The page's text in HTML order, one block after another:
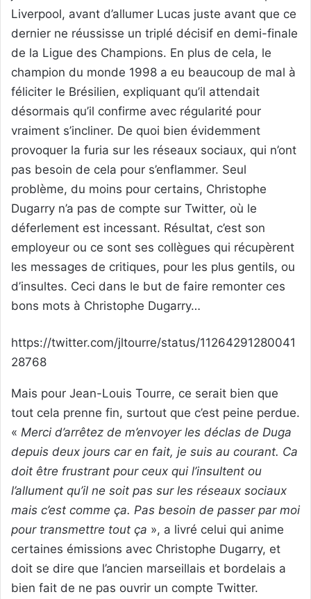
Liverpool, avant d’allumer Lucas juste avant que ce
dernier ne réussisse un triplé décisif en demi-finale
de la Ligue des Champions. En plus de cela, le
champion du monde 1998 a eu beaucoup de mal à
féliciter le Brésilien, expliquant qu’il attendait
désormais qu’il confirme avec régularité pour
vraiment s’incliner. De quoi bien évidemment
provoquer la furia sur les réseaux sociaux, qui n’ont
pas besoin de cela pour s’enflammer. Seul
problème, du moins pour certains, Christophe
Dugarry n’a pas de compte sur Twitter, où le
déferlement est incessant. Résultat, c’est son
employeur ou ce sont ses collègues qui récupèrent
les messages de critiques, pour les plus gentils, ou
d’insultes. Ceci dans le but de faire remonter ces
bons mots à Christophe Dugarry…
https://twitter.com/jltourre/status/11264291280041
28768
Mais pour Jean-Louis Tourre, ce serait bien que
tout cela prenne fin, surtout que c’est peine perdue.
« Merci d’arrêtez de m’envoyer les déclas de Duga
depuis deux jours car en fait, je suis au courant. Ca
doit être frustrant pour ceux qui l’insultent ou
l’allument qu’il ne soit pas sur les réseaux sociaux
mais c’est comme ça. Pas besoin de passer par moi
pour transmettre tout ça », a livré celui qui anime
certaines émissions avec Christophe Dugarry, et
doit se dire que l’ancien marseillais et bordelais a
bien fait de ne pas ouvrir un compte Twitter.